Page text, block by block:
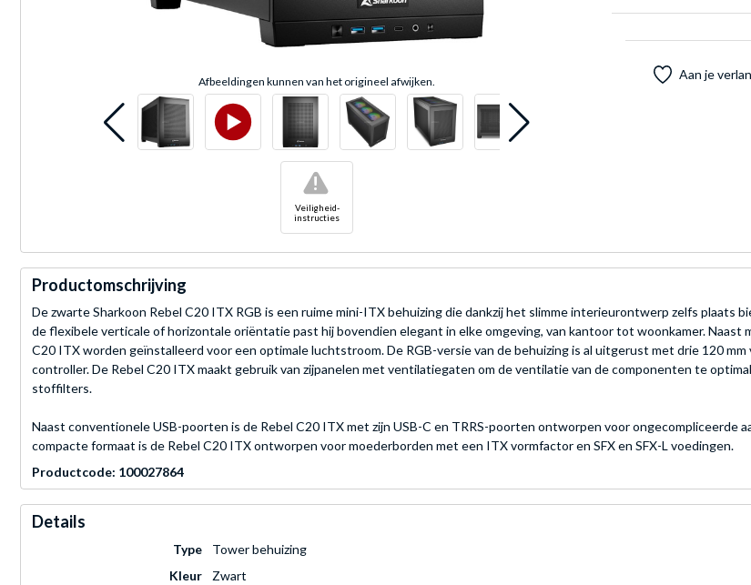
Afbeeldingen kunnen van het origineel afwijken.
Veiligheid-
instructies
!
Aan je
Productomschrijving
De zwarte Sharkoon Rebel C20 ITX RGB is een ruime mini-ITX behuizing die dankzij het slimme interieurontwerp zelfs plaats
de flexibele verticale of horizontale oriëntatie past hij bovendien elegant in elke omgeving, van kantoor tot woonkamer. Naast
C20 ITX worden geïnstalleerd voor een optimale luchtstroom. De RGB-versie van de behuizing is al uitgerust met drie 120
controller. De Rebel C20 ITX maakt gebruik van zijpanelen met ventilatiegaten om de ventilatie van de componenten te
stoffilters.
Naast conventionele USB-poorten is de Rebel C20 ITX met zijn USB-C en TRRS-poorten ontworpen voor ongecompliceerde
compacte formaat is de Rebel C20 ITX ontworpen voor moederborden met een ITX vormfactor en SFX en SFX-L voedingen.
Productcode: 100027864
Details
Type
Tower behuizing
Kleur
Zwart